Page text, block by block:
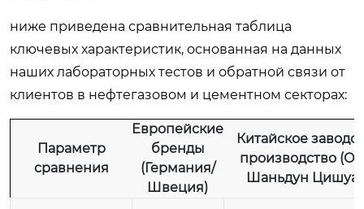
ниже приведена сравнительная таблица
ключевых характеристик, основанная на данных
наших лабораторных тестов и обратной связи от
клиентов в нефтегазовом и цементном секторах:
Параметр
сравнения
Европейские
бренды
(Германия/
Швеция)
Китайское
производство
Шаньдун